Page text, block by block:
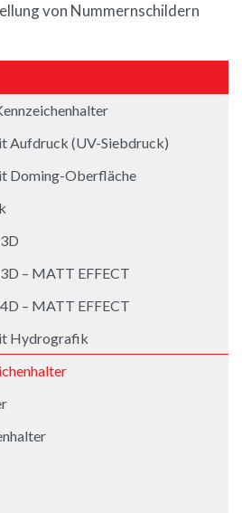
von Nummernschildern
Aufdruck (UV-Siebdruck)
Doming-Oberfläche
– MATT EFFECT
– MATT EFFECT
Hydrografik